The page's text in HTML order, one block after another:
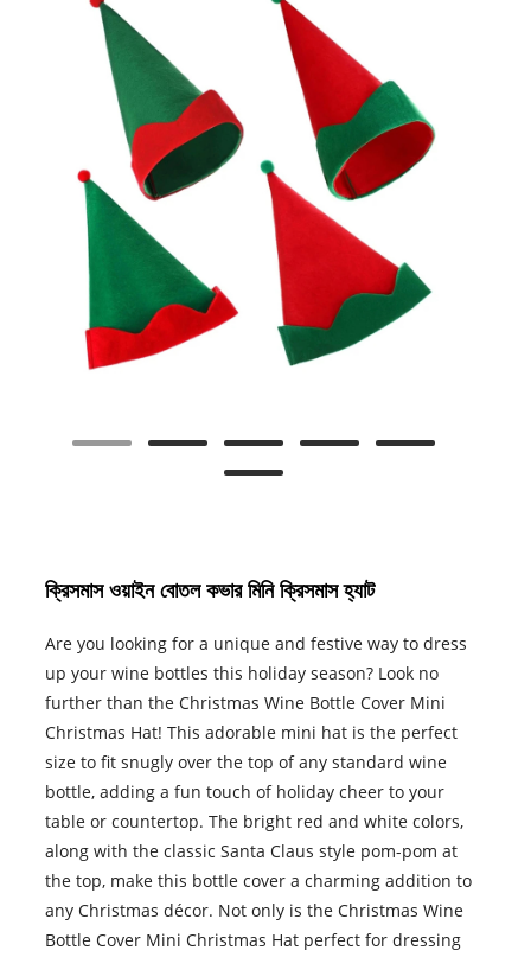
ক্রিসমাস ওয়াইন বোতল কভার মিনি ক্রিসমাস হ্যাট
Are you looking for a unique and festive way to dress
up your wine bottles this holiday season? Look no
further than the Christmas Wine Bottle Cover Mini
Christmas Hat! This adorable mini hat is the perfect
size to fit snugly over the top of any standard wine
bottle, adding a fun touch of holiday cheer to your
table or countertop. The bright red and white colors,
along with the classic Santa Claus style pom-pom at
the top, make this bottle cover a charming addition to
any Christmas décor. Not only is the Christmas Wine
Bottle Cover Mini Christmas Hat perfect for dressing